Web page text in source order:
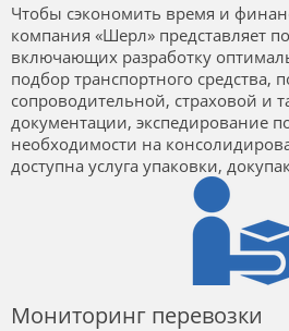
Чтобы сэкономить время и
компания «Шерл» представляет
включающих разработку
подбор транспортного средства,
сопроводительной, страховой и
документации, экспедирование
необходимости на
доступна услуга упаковки,
Мониторинг перевозки